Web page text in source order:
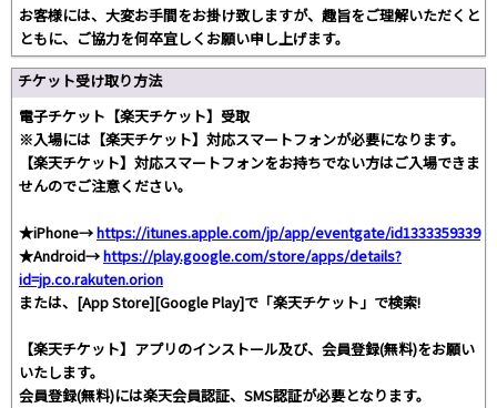
お客様には、大変お手間をお掛け致しますが、趣旨をご理解いただくと
ともに、ご協力を何卒宜しくお願い申し上げます。
チケット受け取り方法
電子チケット【楽天チケット】受取
※入場には【楽天チケット】対応スマートフォンが必要になります。
【楽天チケット】対応スマートフォンをお持ちでない方はご入場できま
せんのでご注意ください。
★iPhone→https://itunes.apple.com/jp/app/eventgate/id1333359339
★Android→https://play.google.com/store/apps/details?
id=jp.co.rakuten.orion
または、[App Store][Google Play]で「楽天チケット」で検索!
【楽天チケット】アプリのインストール及び、会員登録(無料)をお願い
いたします。
会員登録(無料)には楽天会員認証、SMS認証が必要となります。